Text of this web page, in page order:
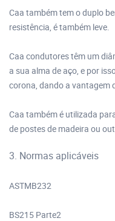
Caa também tem o duplo
resistência, é também leve.
Caa condutores têm um
a sua alma de aço, e por
corona, dando a vantagem
Caa também é utilizada
de postes de madeira ou
3. Normas aplicáveis
ASTMB232
BS215 Parte2